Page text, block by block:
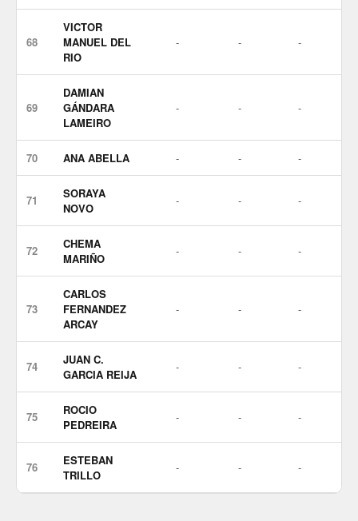
68
VICTOR
MANUEL DEL
RIO
- - -
69
DAMIAN
GÁNDARA
LAMEIRO
- - -
70 ANA ABELLA - - -
71
SORAYA
NOVO
- - -
72
CHEMA
MARIÑO
- - -
73
CARLOS
FERNANDEZ
ARCAY
- - -
74
JUAN C.
GARCIA REIJA
- - -
75
ROCIO
PEDREIRA
- - -
76
ESTEBAN
TRILLO
- - -